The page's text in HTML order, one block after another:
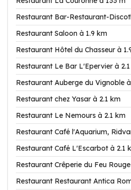
Restaurant Bar-Restaurant-
Restaurant Saloon à 1.9 km
Restaurant Hôtel du Chasseur à
Restaurant Le Bar L'Epervier à
Restaurant Auberge du Vignoble
Restaurant chez Yasar à 2.1 km
Restaurant Le Nemours à 2.1 km
Restaurant Café l'Aquarium,
Restaurant Café L'Escarbot à 2.1
Restaurant Crêperie du Feu
Restaurant Restaurant Antica